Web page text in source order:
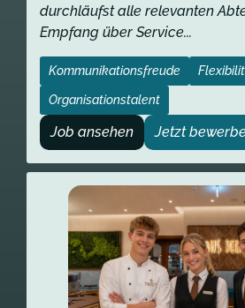
durchläufst alle relevanten
Empfang über Service...
Kommunikationsfreude
Organisationstalent
Job ansehen Jetzt